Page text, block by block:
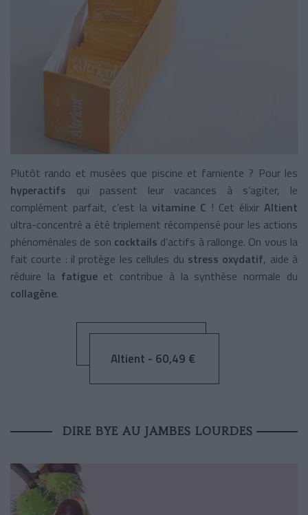
Plutôt rando et musées que piscine et farniente ? Pour les
hyperactifs qui passent leur vacances à s’agiter, le
complément parfait, c’est la vitamine C ! Cet élixir Altient
ultra-concentré a été triplement récompensé pour les actions
phénoménales de son cocktails d’actifs à rallonge. On vous la
fait courte : il protège les cellules du stress oxydatif, aide à
réduire la fatigue et contribue à la synthèse normale du
collagène.
Altient - 60,49 €
DIRE BYE AU JAMBES LOURDES